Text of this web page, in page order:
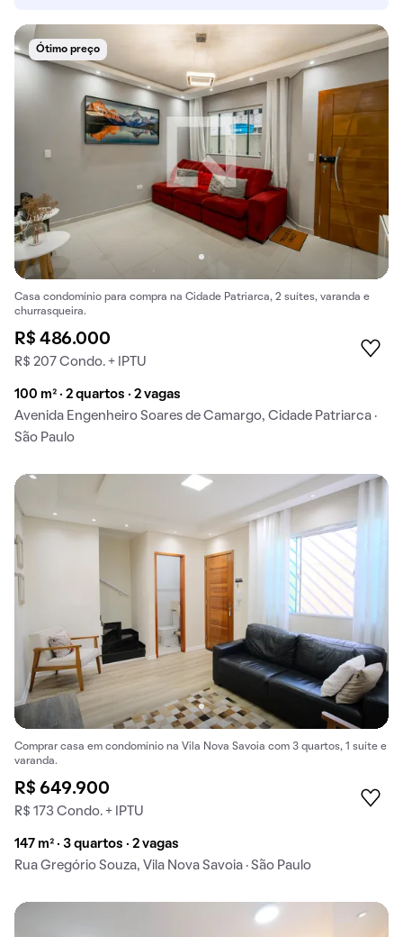
Ótimo preço
Casa condomínio para compra na Cidade Patriarca, 2 suítes, varanda e
churrasqueira.
R$ 486.000
R$ 207 Condo. + IPTU
100 m² · 2 quartos · 2 vagas
Avenida Engenheiro Soares de Camargo, Cidade Patriarca ·
São Paulo
Comprar casa em condomínio na Vila Nova Savoia com 3 quartos, 1 suíte e
varanda.
R$ 649.900
R$ 173 Condo. + IPTU
147 m² · 3 quartos · 2 vagas
Rua Gregório Souza, Vila Nova Savoia · São Paulo